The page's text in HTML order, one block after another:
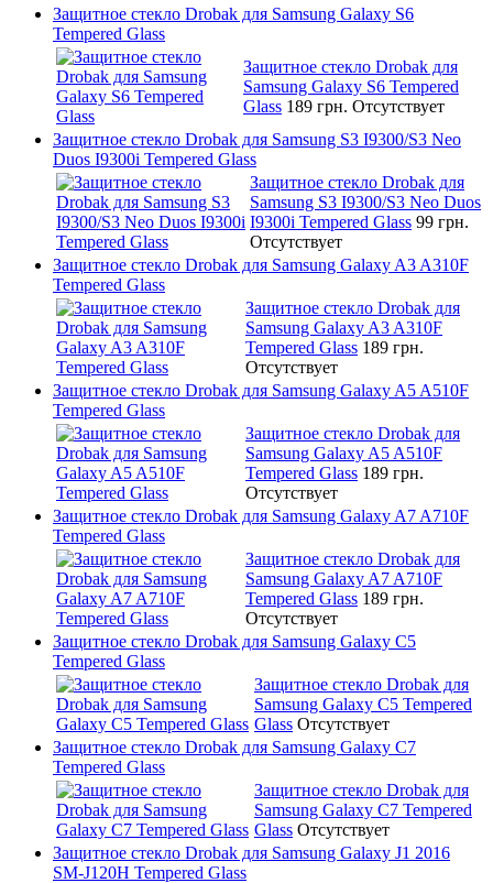
Защитное стекло Drobak для Samsung Galaxy S6
Tempered Glass
Защитное стекло Drobak для
Samsung Galaxy S6 Tempered
Glass 189 грн. Отсутствует
Защитное стекло Drobak для Samsung S3 I9300/S3 Neo
Duos I9300i Tempered Glass
Защитное стекло Drobak для
Samsung S3 I9300/S3 Neo Duos
I9300i Tempered Glass 99 грн.
Отсутствует
Защитное стекло Drobak для Samsung Galaxy A3 A310F
Tempered Glass
Защитное стекло Drobak для
Samsung Galaxy A3 A310F
Tempered Glass 189 грн.
Отсутствует
Защитное стекло Drobak для Samsung Galaxy A5 A510F
Tempered Glass
Защитное стекло Drobak для
Samsung Galaxy A5 A510F
Tempered Glass 189 грн.
Отсутствует
Защитное стекло Drobak для Samsung Galaxy A7 A710F
Tempered Glass
Защитное стекло Drobak для
Samsung Galaxy A7 A710F
Tempered Glass 189 грн.
Отсутствует
Защитное стекло Drobak для Samsung Galaxy C5
Tempered Glass
Защитное стекло Drobak для
Samsung Galaxy C5 Tempered
Glass Отсутствует
Защитное стекло Drobak для Samsung Galaxy C7
Tempered Glass
Защитное стекло Drobak для
Samsung Galaxy C7 Tempered
Glass Отсутствует
Защитное стекло Drobak для Samsung Galaxy J1 2016
SM-J120H Tempered Glass